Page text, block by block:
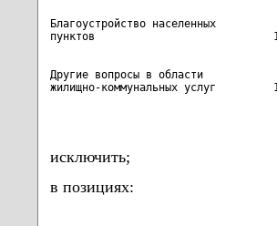
Благоустройство населенных
Другие вопросы в области
жилищно-коммунальных услуг
исключить;
в позициях: